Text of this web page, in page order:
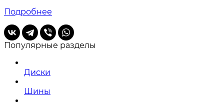
Подробнее
Популярные разделы
Диски
Шины